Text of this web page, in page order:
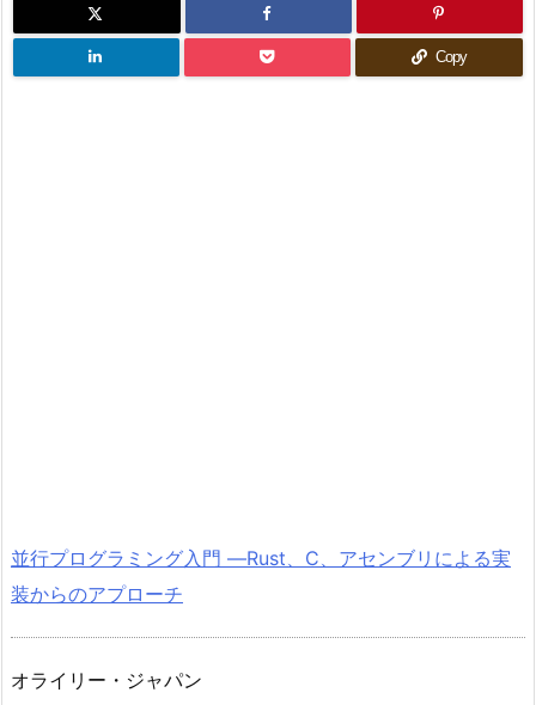
Copy
並行プログラミング入門 ―Rust、C、アセンブリによる実
装からのアプローチ
オライリー・ジャパン